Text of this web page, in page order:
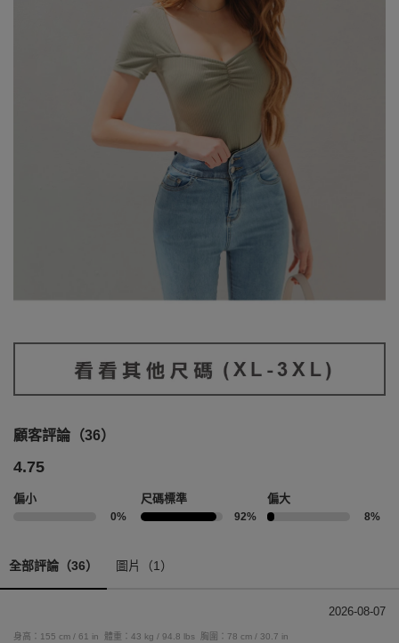
顧客評論（36）
4.75
偏小
0%
尺碼標準
92%
偏大
8%
全部評論（36） 圖片（1）
2026-08-07
身高：155 cm / 61 in 體重：43 kg / 94.8 lbs
胸圍：78 cm / 30.7 in